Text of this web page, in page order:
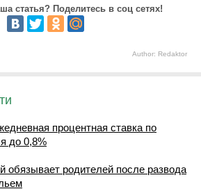
статья? Поделитесь в соц сетях!
Author: Redaktor
процентная ставка по
до 0,8%
обязывает родителей после развода